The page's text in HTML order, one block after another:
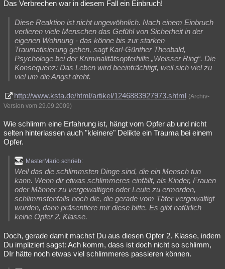
Das Verbrechen war in diesem Fall ein Einbruch!
Diese Reaktion ist nicht ungewöhnlich. Nach einem Einbruch
verlieren viele Menschen das Gefühl von Sicherheit in der
eigenen Wohnung - das könne bis zur starken
Traumatisierung gehen, sagt Karl-Günther Theobald,
Psychologe bei der Kriminalitätsopferhilfe „Weisser Ring“. Die
Konsequenz: Das Leben wird beeinträchtigt, weil sich viel zu
viel um die Angst dreht.
http://www.ksta.de/html/artikel/1246883927973.shtml (Archiv-
Version vom 29.09.2009)
Wie schlimm eine Erfahrung ist, hängt vom Opfer ab und nicht
selten hinterlassen auch "kleinere" Delikte ein Trauma bei einem
Opfer.
MasterMario schrieb:
Weil das die schlimmsten Dinge sind, die ein Mensch tun
kann. Wenn dir etwas schlimmeres einfällt, als Kinder, Frauen
oder Männer zu vergewaltigen oder Leute zu ermorden,
schlimmstenfalls noch die, die gerade vom Täter vergewaltigt
wurden, dann präsentiere mir diese bitte. Es gibt natürlich
keine Opfer 2. Klasse.
Doch, gerade damit machst Du aus diesen Opfer 2. Klasse, indem
Du impliziert sagst: Ach komm, dass ist doch nicht so schlimm,
DIr hätte noch etwas viel schlimmeres passieren können.